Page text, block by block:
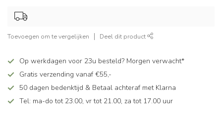
Toevoegen om te vergelijken Deel dit product
Op werkdagen voor 23u besteld? Morgen verwacht*
Gratis verzending vanaf €55,-
50 dagen bedenktijd & Betaal achteraf met Klarna
Tel: ma-do tot 23.00, vr tot 21.00, za tot 17.00 uur